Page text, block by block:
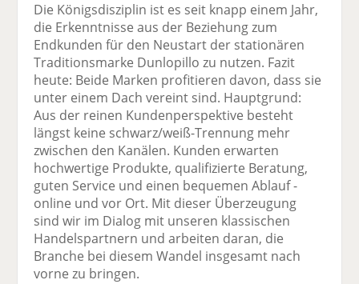
Die Königsdisziplin ist es seit knapp einem Jahr,
die Erkenntnisse aus der Beziehung zum
Endkunden für den Neustart der stationären
Traditionsmarke Dunlopillo zu nutzen. Fazit
heute: Beide Marken profitieren davon, dass sie
unter einem Dach vereint sind. Hauptgrund:
Aus der reinen Kundenperspektive besteht
längst keine schwarz/weiß-Trennung mehr
zwischen den Kanälen. Kunden erwarten
hochwertige Produkte, qualifizierte Beratung,
guten Service und einen bequemen Ablauf -
online und vor Ort. Mit dieser Überzeugung
sind wir im Dialog mit unseren klassischen
Handelspartnern und arbeiten daran, die
Branche bei diesem Wandel insgesamt nach
vorne zu bringen.